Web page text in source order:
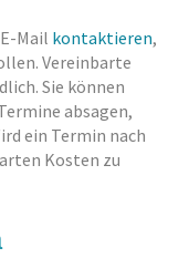
Mail kontaktieren,
Vereinbarte
Sie können
absagen,
ein Termin nach
Kosten zu